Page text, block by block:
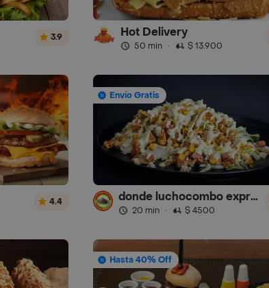
3.9 Hot Delivery
50 min · $ 13.900
4.4
Envío Gratis
donde luchocombo express
20 min · $ 4500
Hasta 40% Off